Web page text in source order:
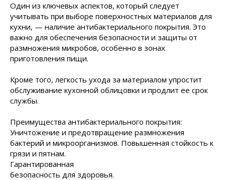
Один из ключевых аспектов, который следует
учитывать при выборе поверхностных материалов для
кухни, — наличие антибактериального покрытия. Это
важно для обеспечения безопасности и защиты от
размножения микробов, особенно в зонах
приготовления пищи.
Кроме того, легкость ухода за материалом упростит
обслуживание кухонной облицовки и продлит ее срок
службы.
Преимущества антибактериального покрытия:
Уничтожение и предотвращение размножения
бактерий и микроорганизмов. Повышенная стойкость к
грязи и пятнам.
Гарантированная
безопасность для здоровья.